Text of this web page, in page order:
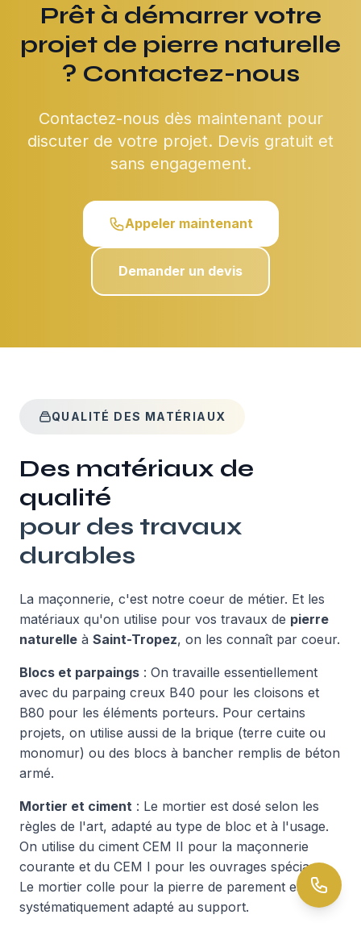
Prêt à démarrer votre
projet de pierre naturelle
? Contactez-nous
Contactez-nous dès maintenant pour
discuter de votre projet. Devis gratuit et
sans engagement.
Appeler maintenant
Demander un devis
QUALITÉ DES MATÉRIAUX
Des matériaux de
qualité
pour des travaux
durables
La maçonnerie, c'est notre coeur de métier. Et les
matériaux qu'on utilise pour vos travaux de pierre
naturelle à Saint-Tropez, on les connaît par coeur.
Blocs et parpaings : On travaille essentiellement
avec du parpaing creux B40 pour les cloisons et
B80 pour les éléments porteurs. Pour certains
projets, on utilise aussi de la brique (terre cuite ou
monomur) ou des blocs à bancher remplis de béton
armé.
Mortier et ciment : Le mortier est dosé selon les
règles de l'art, adapté au type de bloc et à l'usage.
On utilise du ciment CEM II pour la maçonnerie
courante et du CEM I pour les ouvrages spéciaux.
Le mortier colle pour la pierre de parement est
systématiquement adapté au support.